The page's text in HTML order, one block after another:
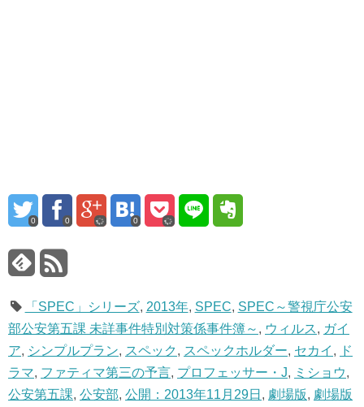
0 0 0
「SPEC」シリーズ, 2013年, SPEC, SPEC～警視庁公安
部公安第五課 未詳事件特別対策係事件簿～ , ウィルス, ガイ
ア, シンプルプラン, スペック , スペックホルダー, セカイ , ド
ラマ, ファティマ第三の予言, プロフェッサー・J, ミショウ,
公安第五課, 公安部, 公開：2013年11月29日 , 劇場版, 劇場版